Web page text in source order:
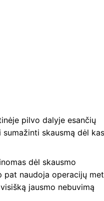
pilvo dalyje esančių
skausmą dėl
dėl skausmo
naudoja operacijų
jausmo nebuvimą